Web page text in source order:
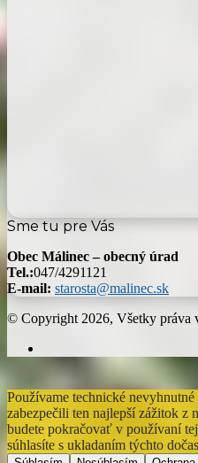
Sme tu pre Vás
Obec Málinec – obecný úrad
Tel.:047/4291121
E-mail: starosta@malinec.sk
© Copyright 2026, Všetky práva
to
top
button
Používame technické
zabezpečili ten najlepší zážitok z
budete pokračovať v používaní
súhlasíte s ukladaním týchto